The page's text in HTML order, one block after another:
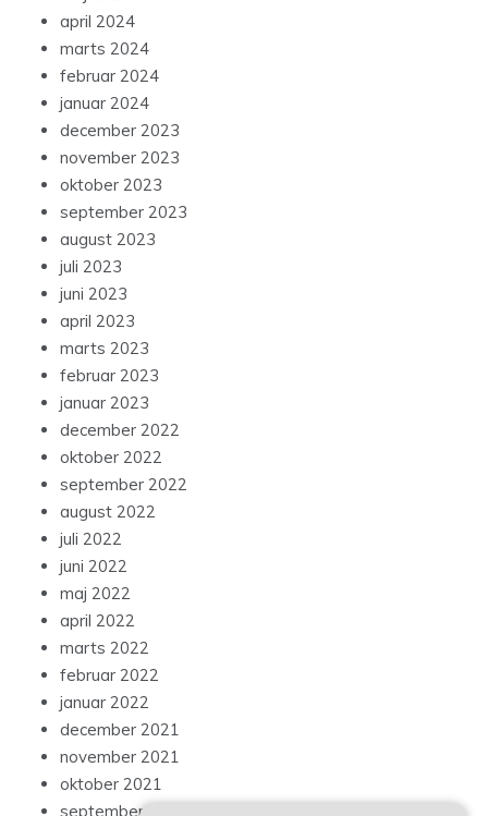
april 2024
marts 2024
februar 2024
januar 2024
december 2023
november 2023
oktober 2023
september 2023
august 2023
juli 2023
juni 2023
april 2023
marts 2023
februar 2023
januar 2023
december 2022
oktober 2022
september 2022
august 2022
juli 2022
juni 2022
maj 2022
april 2022
marts 2022
februar 2022
januar 2022
december 2021
november 2021
oktober 2021
september 2021